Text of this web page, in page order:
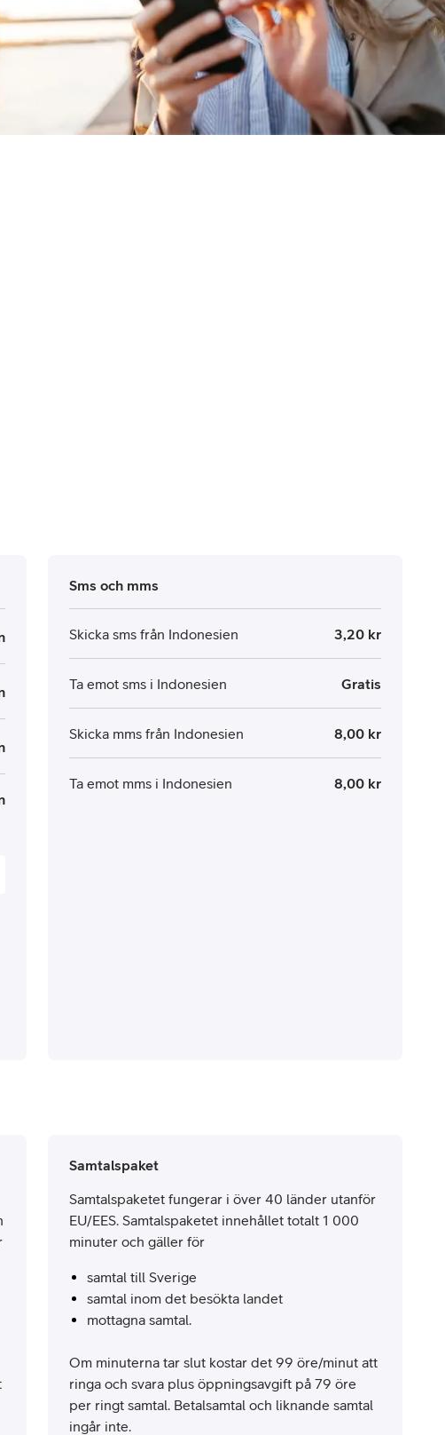
Sms och mms
Skicka sms från Indonesien 3,20 kr
Ta emot sms i Indonesien Gratis
Skicka mms från Indonesien 8,00 kr
Ta emot mms i Indonesien 8,00 kr
Samtalspaket
Samtalspaketet fungerar i över 40 länder utanför
EU/EES. Samtalspaketet innehållet totalt 1 000
minuter och gäller för
samtal till Sverige
samtal inom det besökta landet
mottagna samtal.
Om minuterna tar slut kostar det 99 öre/minut att
ringa och svara plus öppningsavgift på 79 öre
per ringt samtal. Betalsamtal och liknande samtal
ingår inte.